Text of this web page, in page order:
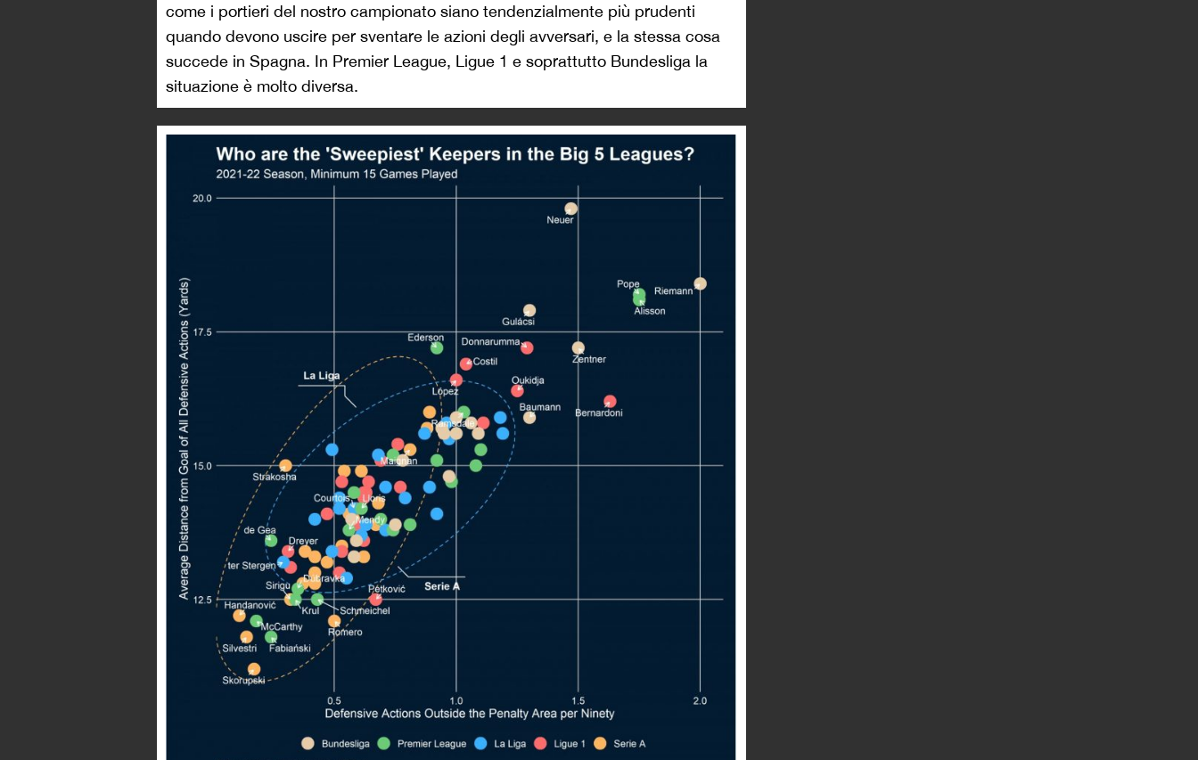
come i portieri del nostro campionato siano tendenzialmente più prudenti
quando devono uscire per sventare le azioni degli avversari, e la stessa cosa
succede in Spagna. In Premier League, Ligue 1 e soprattutto Bundesliga la
situazione è molto diversa.